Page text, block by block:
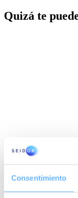
Consentimiento
Quizá te
Inteligencia